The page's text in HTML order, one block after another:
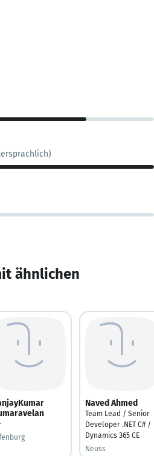
ähnlichen
Naved Ahmed
Team Lead / Senior
Developer .NET C# /
Dynamics 365 CE
Neuss